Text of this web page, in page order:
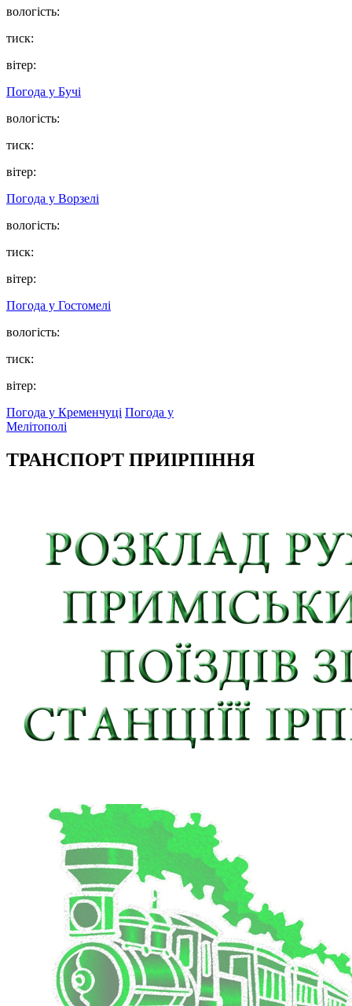
вологість:
тиск:
вітер:
Погода у Бучі
вологість:
тиск:
вітер:
Погода у Ворзелі
вологість:
тиск:
вітер:
Погода у Гостомелі
вологість:
тиск:
вітер:
Погода у Кременчуці Погода у
Мелітополі
ТРАНСПОРТ ПРИІРПІННЯ